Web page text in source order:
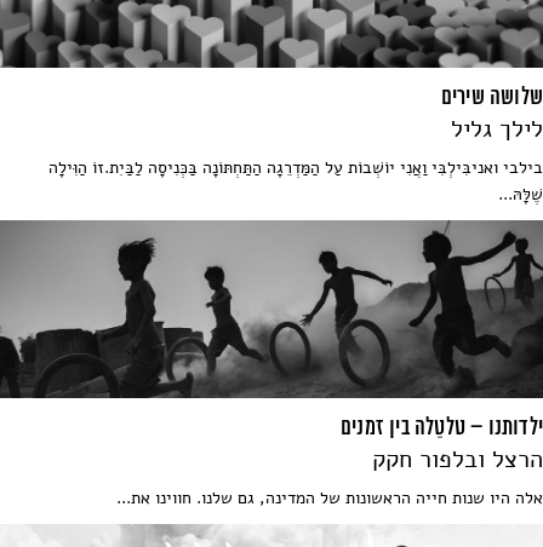
שלושה שירים
לילך גליל
בילבי ואניבִּילְבִּי וַאֲנִי יוֹשְׁבוֹת עַל הַמַּדְרֵגָה הַתַּחְתּוֹנָה בַּכְּנִיסָה לַבַּיִת.זוֹ הַוִּילָה
שֶׁלָּהּ...
ילדותנו – טלטֵלה בין זמנים
הרצל ובלפור חקק
אלה היו שנות חייה הראשונות של המדינה, גם שלנו. חווינו את...